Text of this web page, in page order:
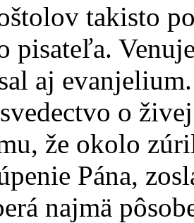
takisto
pisateľa.
aj
o
že okolo
Pána,
najmä